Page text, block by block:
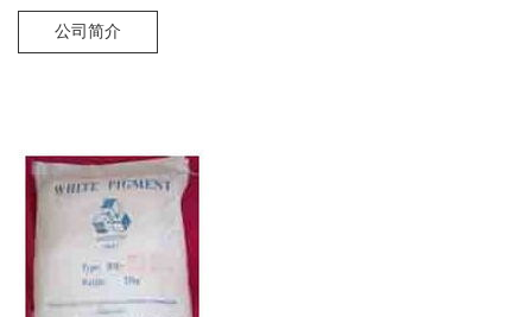
公司简介